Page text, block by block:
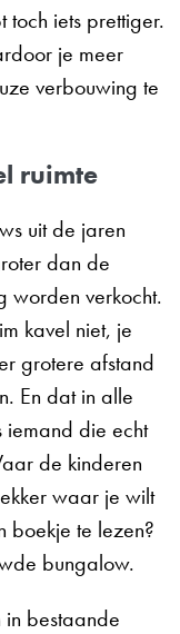
toch iets prettiger.
je meer
verbouwing te
ruimte
uit de jaren
dan de
worden verkocht.
kavel niet, je
grotere afstand
En dat in alle
iemand die echt
de kinderen
waar je wilt
boekje te lezen?
bungalow.
bestaande